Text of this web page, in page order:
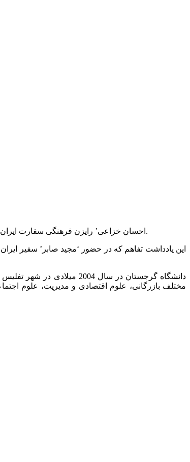
‘احسان خزاعی’ رایزن فرهنگی سفارت ایران ، یادداشت تفاهم همکاری های علمی، آموزشی را با هدف ارتقاء همکاری های آتی دو جانبه، به امضا رساندند.
این یادداشت تفاهم که در حضور ‘مجید صابر’ سفیر
مختلف بازرگانی، علوم اقتصادی و مدیریت، علوم